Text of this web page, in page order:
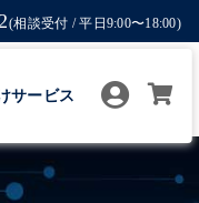
(相談受付 / 平日9:00〜18:00)
サービス